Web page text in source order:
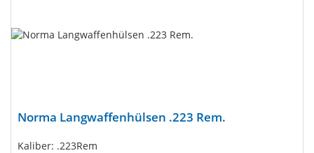
Norma Langwaffenhülsen .223 Rem.
Kaliber: .223Rem